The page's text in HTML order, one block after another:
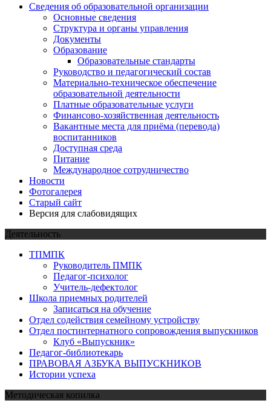
Сведения об образовательной организации
Основные сведения
Структура и органы управления
Документы
Образование
Образовательные стандарты
Руководство и педагогический состав
Материально-техническое обеспечение
образовательной деятельности
Платные образовательные услуги
Финансово-хозяйственная деятельность
Вакантные места для приёма (перевода)
воспитанников
Доступная среда
Питание
Международное сотрудничество
Новости
Фотогалерея
Старый сайт
Версия для слабовидящих
Деятельность
ТПМПК
Руководитель ПМПК
Педагог-психолог
Учитель-дефектолог
Школа приемных родителей
Записаться на обучение
Отдел содействия семейному устройству
Отдел постинтернатного сопровождения выпускников
Клуб «Выпускник»
Педагог-библиотекарь
ПРАВОВАЯ АЗБУКА ВЫПУСКНИКОВ
Истории успеха
Методическая копилка